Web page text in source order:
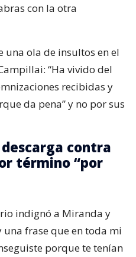
con la otra
una ola de insultos en el
“Ha vivido del
recibidas y
da pena” y no por sus
contra
término “por
indignó a Miranda y
una frase que en toda mi
porque te tenían